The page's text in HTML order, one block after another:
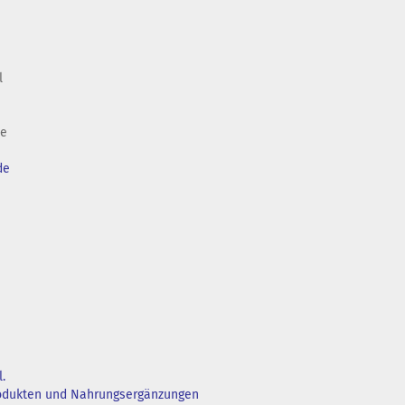
und Nahrungsergänzungen